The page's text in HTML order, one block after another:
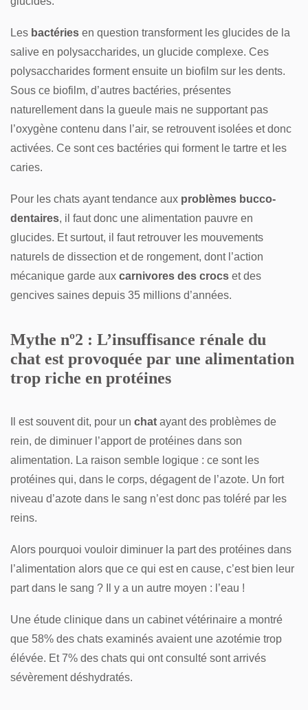
Les bactéries en question transforment les glucides de la
salive en polysaccharides, un glucide complexe. Ces
polysaccharides forment ensuite un biofilm sur les dents.
Sous ce biofilm, d’autres bactéries, présentes
naturellement dans la gueule mais ne supportant pas
l’oxygène contenu dans l’air, se retrouvent isolées et donc
activées. Ce sont ces bactéries qui forment le tartre et les
caries.
Pour les chats ayant tendance aux problèmes bucco-
dentaires, il faut donc une alimentation pauvre en
glucides. Et surtout, il faut retrouver les mouvements
naturels de dissection et de rongement, dont l’action
mécanique garde aux carnivores des crocs et des
gencives saines depuis 35 millions d’années.
Mythe nº2 : L’insuffisance rénale du
chat est provoquée par une alimentation
trop riche en protéines
Il est souvent dit, pour un chat ayant des problèmes de
rein, de diminuer l’apport de protéines dans son
alimentation. La raison semble logique : ce sont les
protéines qui, dans le corps, dégagent de l’azote. Un fort
niveau d’azote dans le sang n’est donc pas toléré par les
reins.
Alors pourquoi vouloir diminuer la part des protéines dans
l’alimentation alors que ce qui est en cause, c’est bien leur
part dans le sang ? Il y a un autre moyen : l’eau !
Une étude clinique dans un cabinet vétérinaire a montré
que 58% des chats examinés avaient une azotémie trop
élévée. Et 7% des chats qui ont consulté sont arrivés
sévèrement déshydratés.